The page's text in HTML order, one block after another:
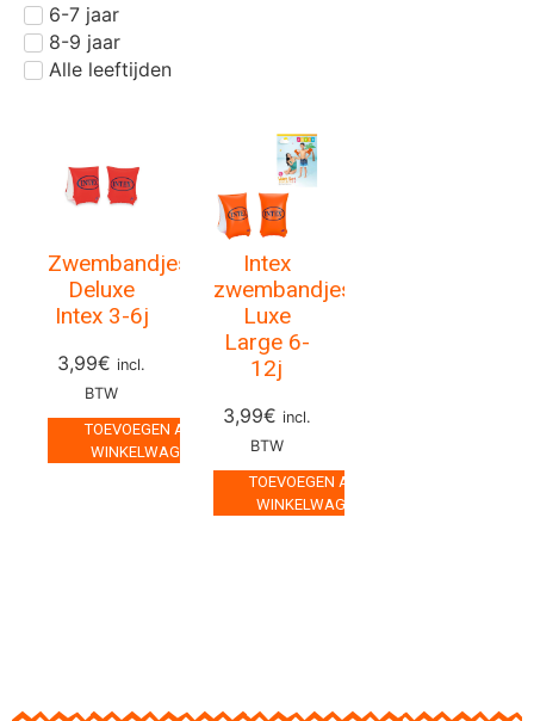
6-7 jaar
8-9 jaar
Alle leeftijden
Zwembandjes
Deluxe
Intex 3-6j
3,99€ incl.
BTW
TOEVOEGEN AAN
WINKELWAGEN
Intex
zwembandjes
Luxe
Large 6-
12j
3,99€ incl.
BTW
TOEVOEGEN AAN
WINKELWAGEN